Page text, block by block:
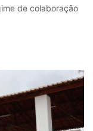
de colaboração